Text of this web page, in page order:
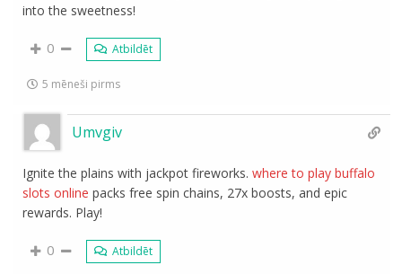
into the sweetness!
0 Atbildēt
5 mēneši pirms
Umvgiv
Ignite the plains with jackpot fireworks.where to play buffalo
slots online packs free spin chains, 27x boosts, and epic
rewards. Play!
0 Atbildēt